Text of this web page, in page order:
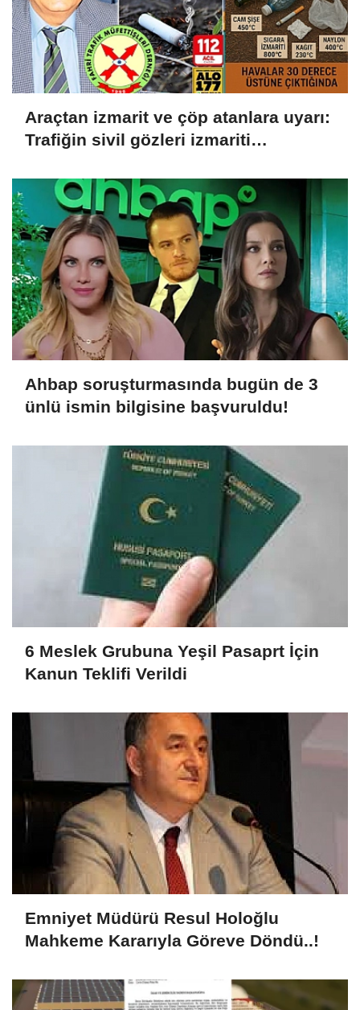
Araçtan izmarit ve çöp atanlara uyarı:
Trafiğin sivil gözleri izmariti
Ahbap soruşturmasında bugün de 3
ünlü ismin bilgisine başvuruldu!
6 Meslek Grubuna Yeşil Pasaprt İçin
Kanun Teklifi Verildi
Emniyet Müdürü Resul Holoğlu
Mahkeme Kararıyla Göreve Döndü..!